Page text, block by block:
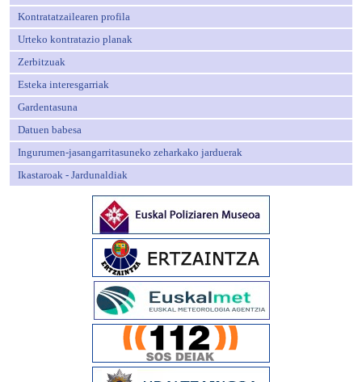
Kontratatzailearen profila
Urteko kontratazio planak
Zerbitzuak
Esteka interesgarriak
Gardentasuna
Datuen babesa
Ingurumen-jasangarritasuneko zeharkako jarduerak
Ikastaroak - Jardunaldiak